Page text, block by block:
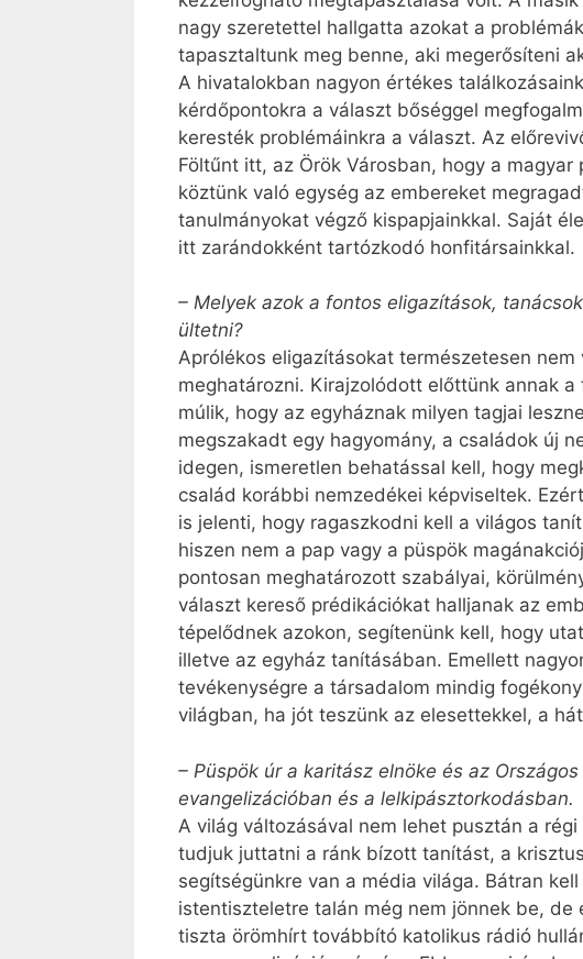
nagy szeretettel hallgatta azokat a
tapasztaltunk meg benne, aki megerősíteni
A hivatalokban nagyon értékes
kérdőpontokra a választ bőséggel
keresték problémáinkra a választ. Az
Föltűnt itt, az Örök Városban, hogy a
köztünk való egység az embereket
tanulmányokat végző kispapjainkkal. Saját
itt zarándokként tartózkodó honfitársainkkal.
– Melyek azok a fontos eligazítások,
ültetni?
Aprólékos eligazításokat természetesen
meghatározni. Kirajzolódott előttünk annak
múlik, hogy az egyháznak milyen tagjai
megszakadt egy hagyomány, a családok új
idegen, ismeretlen behatással kell, hogy
család korábbi nemzedékei képviseltek.
is jelenti, hogy ragaszkodni kell a világos
hiszen nem a pap vagy a püspök
pontosan meghatározott szabályai,
választ kereső prédikációkat halljanak az
tépelődnek azokon, segítenünk kell, hogy
illetve az egyház tanításában. Emellett
tevékenységre a társadalom mindig
világban, ha jót teszünk az elesettekkel, a
– Püspök úr a karitász elnöke és az
evangelizációban és a lelkipásztorkodásban.
A világ változásával nem lehet pusztán a
tudjuk juttatni a ránk bízott tanítást, a
segítségünkre van a média világa. Bátran
istentiszteletre talán még nem jönnek be,
tiszta örömhírt továbbító katolikus rádió